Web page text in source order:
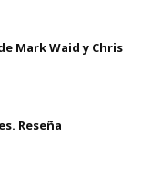
Mark Waid y Chris
Reseña